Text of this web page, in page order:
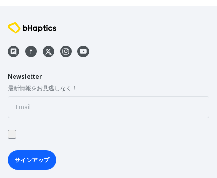
Newsletter
最新情報をお見逃しなく！
サインアップ